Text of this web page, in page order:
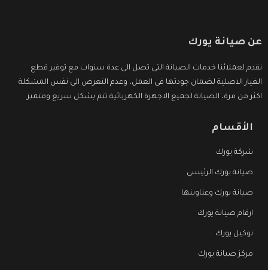
عن صيانة يورك
نقدم لعملائنا خدمات الصيانة التى تصل الى عدة سنوات مع توفير قطع
الغيار الاصلية لضمان جودتها فى العمل، وعدم التعرض الى نفس المشكلة
اكثر من مرة، الصيانة لجميع الاجهزة الكهربائية تتم بشكل سريع ومتميز.
الأقسام
شركة يورك
صيانة يورك الرئيسي
صيانة يورك وعناوينها
ارقام صيانة يورك
توكيل يورك
مركز صيانة يورك